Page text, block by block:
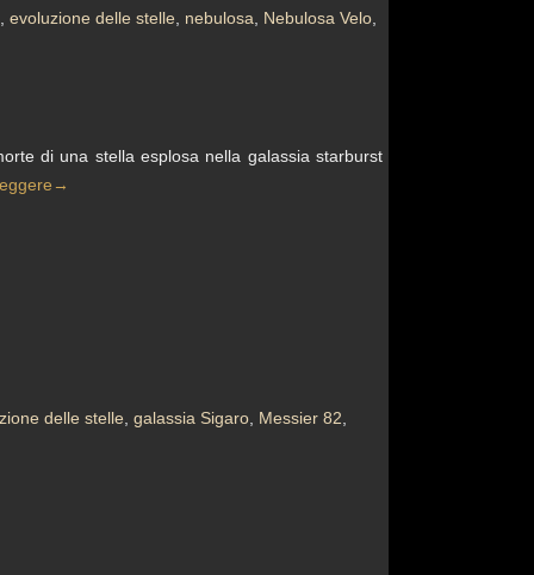
evoluzione delle stelle nebulosa Nebulosa Velo
di una stella esplosa nella galassia starburst
→
delle stelle, galassia Sigaro, Messier 82,